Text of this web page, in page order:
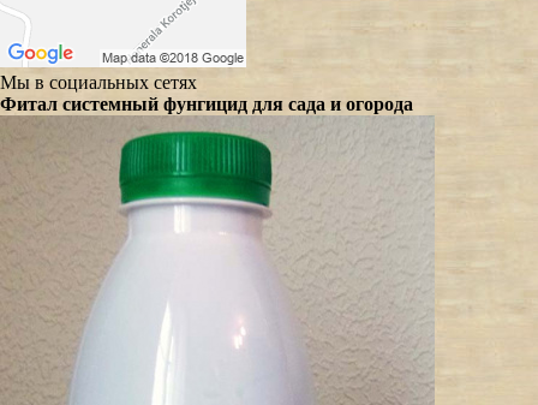
Мы в социальных сетях
Фитал системный фунгицид для сада и огорода